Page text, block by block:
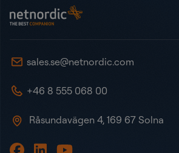
NetNordic Sweden
sales.se@netnordic.com
+46 8 555 068 00
Råsundavägen 4, 169 67 Solna